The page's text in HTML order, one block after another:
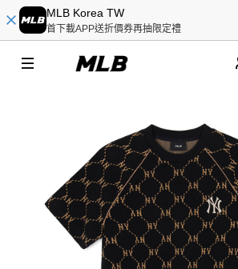
MLB Korea TW
首下載APP送折價券再抽限定禮